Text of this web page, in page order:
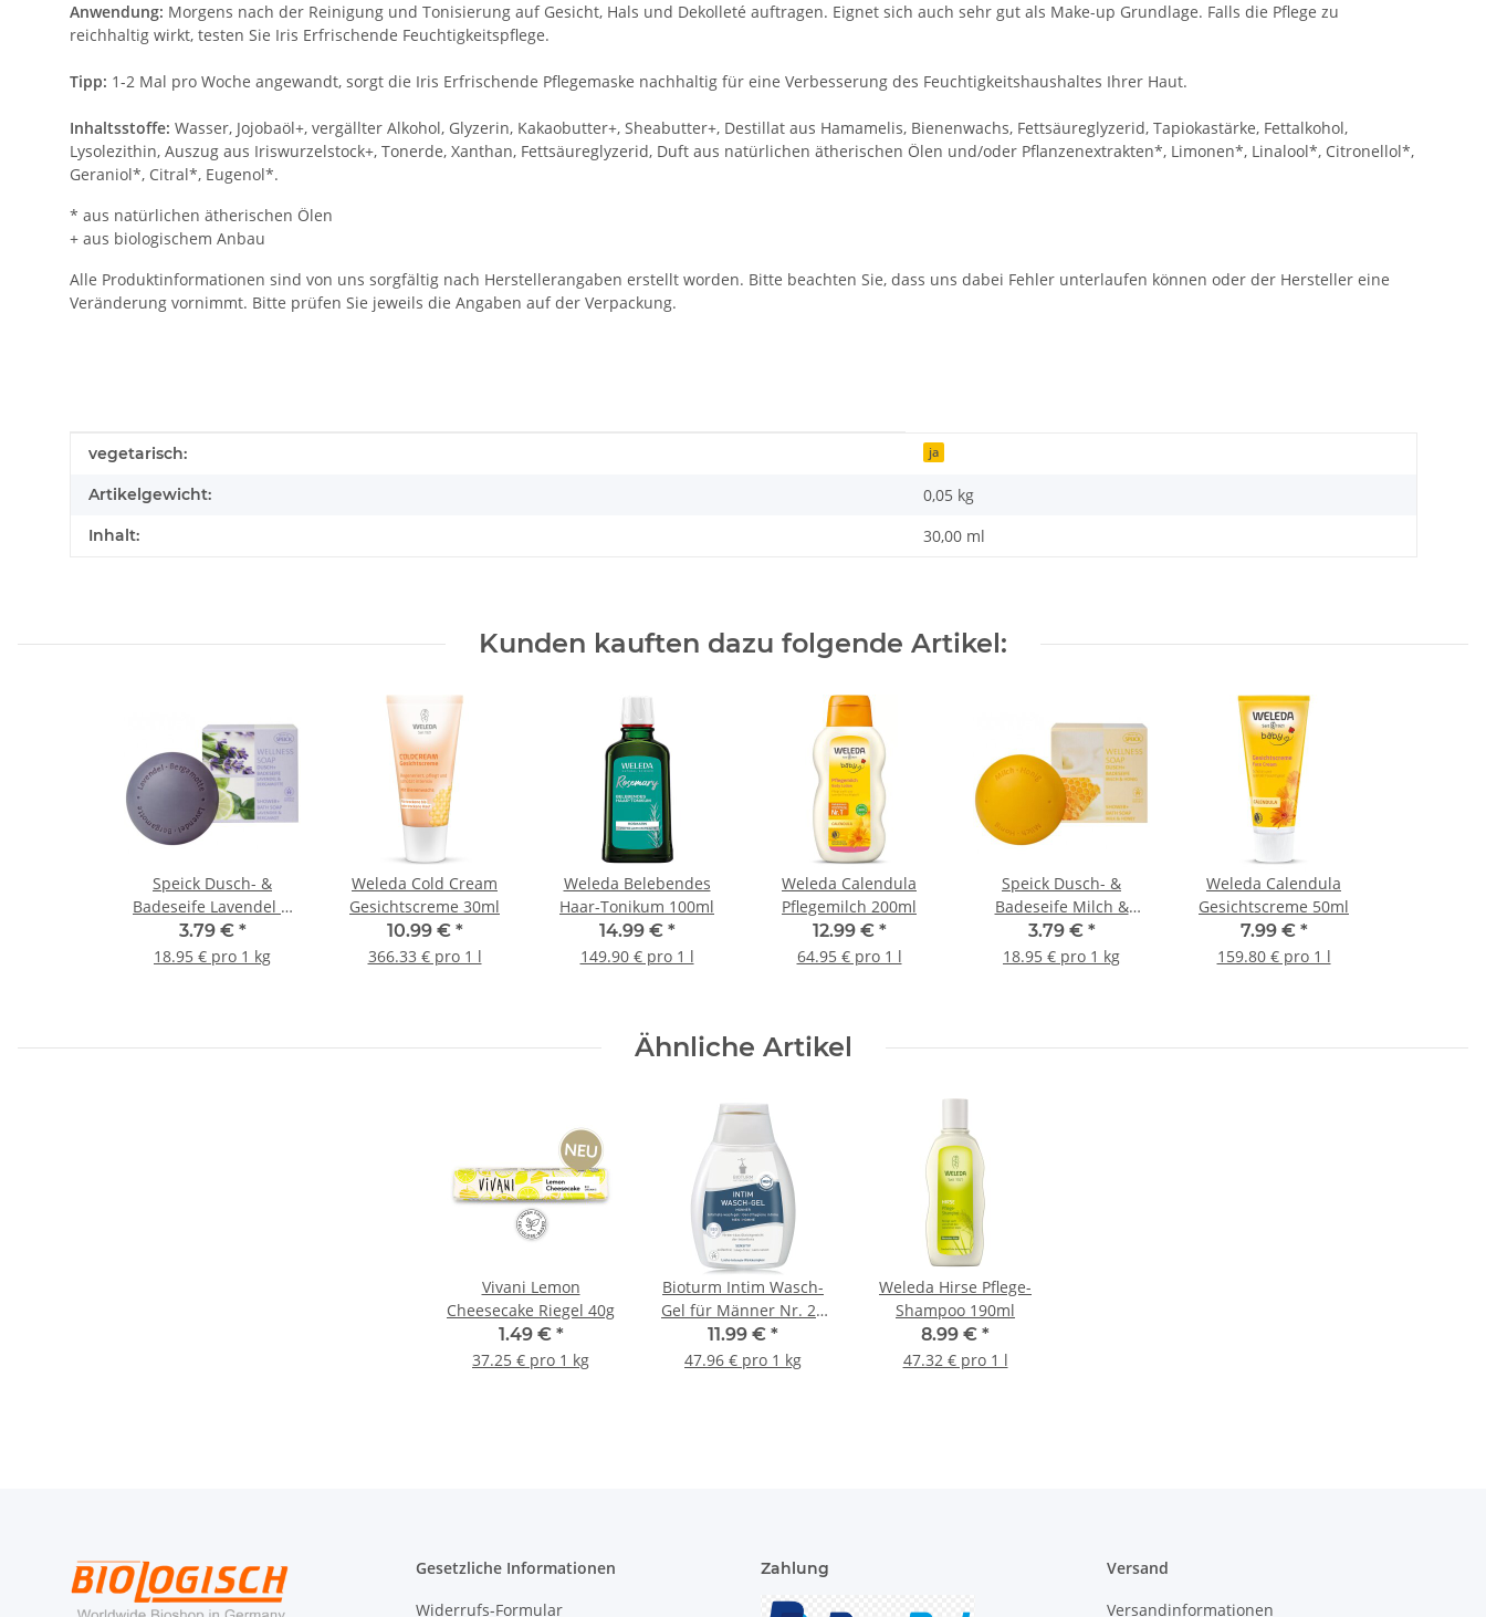
Anwendung: Morgens nach der Reinigung und Tonisierung auf Gesicht, Hals und Dekolleté auftragen. Eignet sich auch sehr gut als Make-up Grundlage. Falls die Pflege zu
reichhaltig wirkt, testen Sie Iris Erfrischende Feuchtigkeitspflege.
Tipp: 1-2 Mal pro Woche angewandt, sorgt die Iris Erfrischende Pflegemaske nachhaltig für eine Verbesserung des Feuchtigkeitshaushaltes Ihrer Haut.
Inhaltsstoffe: Wasser, Jojobaöl+, vergällter Alkohol, Glyzerin, Kakaobutter+, Sheabutter+, Destillat aus Hamamelis, Bienenwachs, Fettsäureglyzerid, Tapiokastärke, Fettalkohol,
Lysolezithin, Auszug aus Iriswurzelstock+, Tonerde, Xanthan, Fettsäureglyzerid, Duft aus natürlichen ätherischen Ölen und/oder Pflanzenextrakten*, Limonen*, Linalool*, Citronellol*,
Geraniol*, Citral*, Eugenol*.
* aus natürlichen ätherischen Ölen
+ aus biologischem Anbau
Alle Produktinformationen sind von uns sorgfältig nach Herstellerangaben erstellt worden. Bitte beachten Sie, dass uns dabei Fehler unterlaufen können oder der Hersteller eine
Veränderung vornimmt. Bitte prüfen Sie jeweils die Angaben auf der Verpackung.
Produkteigenschaft
Wert
vegetarisch: ja
Artikelgewicht: 0,05 kg
Inhalt: 30,00 ml
Kunden kauften dazu folgende Artikel:
Speick Dusch- &
Badeseife Lavendel &
Bergamotte 200g
3.79 € *
18.95 € pro 1 kg
Weleda Cold Cream
Gesichtscreme 30ml
10.99 € *
366.33 € pro 1 l
Weleda Belebendes
Haar-Tonikum 100ml
14.99 € *
149.90 € pro 1 l
Weleda Calendula
Pflegemilch 200ml
12.99 € *
64.95 € pro 1 l
Speick Dusch- &
Badeseife Milch &
Honig 200g
3.79 € *
18.95 € pro 1 kg
Weleda Calendula
Gesichtscreme 50ml
7.99 € *
159.80 € pro 1 l
Ähnliche Artikel
Vivani Lemon
Cheesecake Riegel 40g
1.49 € *
37.25 € pro 1 kg
Bioturm Intim Wasch-
Gel für Männer Nr. 28
250ml
11.99 € *
47.96 € pro 1 kg
Weleda Hirse Pflege-
Shampoo 190ml
8.99 € *
47.32 € pro 1 l
Gesetzliche Informationen
Widerrufs-Formular
Zahlung Versand
Versandinformationen